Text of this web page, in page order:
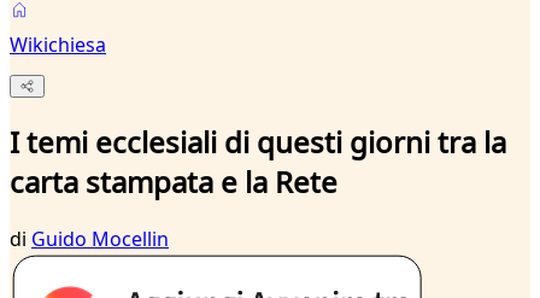
Wikichiesa
I temi ecclesiali di questi giorni tra la
carta stampata e la Rete
di Guido Mocellin